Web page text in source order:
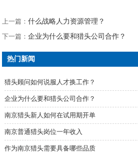
上一篇：什么战略人力资源管理？
下一篇：企业为什么要和猎头公司合作？
热门新闻
猎头顾问如何说服人才换工作？
企业为什么要和猎头公司合作？
南京猎头新人如何在试用期开单
南京普通猎头岗位一年收入
作为南京猎头需要具备哪些品质